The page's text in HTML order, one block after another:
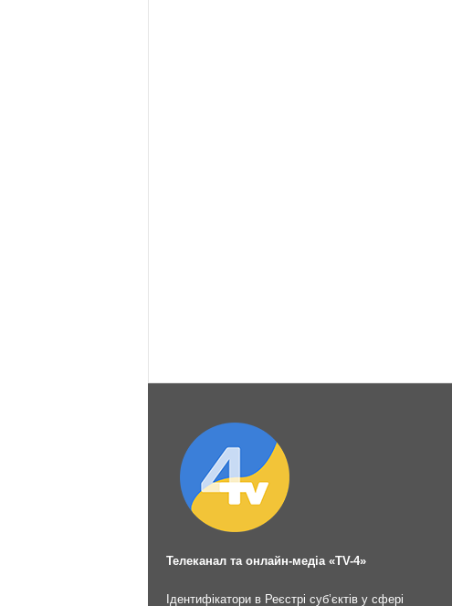
Телеканал та онлайн-медіа «TV-4»
Ідентифікатори в Реєстрі суб’єктів у сфері